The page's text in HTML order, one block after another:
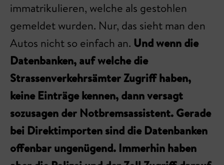
immatrikulieren, welche als gestohlen
gemeldet wurden. Nur, das sieht man den
Autos nicht so einfach an. Und wenn die
Datenbanken, auf welche die
Strassenverkehrsämter Zugriff haben,
keine Einträge kennen, dann versagt
sozusagen der Notbremsassistent. Gerade
bei Direktimporten sind die Datenbanken
offenbar ungenügend. Immerhin haben